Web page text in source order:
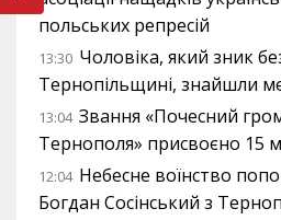
польських репресій
13:30 Чоловіка, який зник
Тернопільщині, знайшли
13:04 Звання «Почесний
Тернополя» присвоєно 15
12:04 Небесне воїнство
Богдан Сосінський з